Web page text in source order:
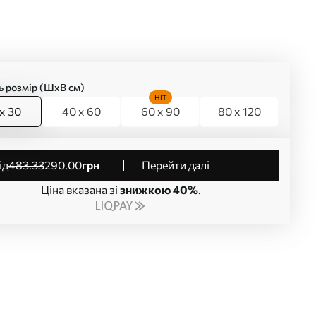
розмір (ШхВ см)
30 40 x 60 60 x 90
HIT
80 x 120
від483.33290.00грн
Перейти далі
Ціна вказана зі знижкою 40%.